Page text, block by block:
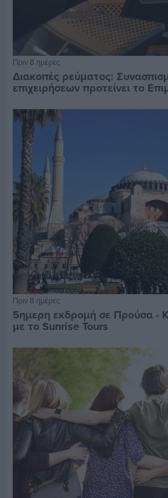
Πριν 8 ημέρες
Διακοπές ρεύματος:
επιχειρήσεων προτείνει το
Πριν 8 ημέρες
5ημερη εκδρομή σε Προύσα -
με το Sunrise Tours